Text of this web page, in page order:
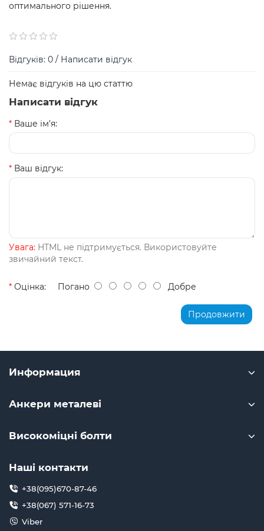
оптимального рішення.
Відгуків: 0 / Написати відгук
Немає відгуків на цю статтю
Написати відгук
Ваше ім’я:
Ваш відгук:
Увага: HTML не підтримується. Використовуйте
звичайний текст.
Оцінка: Погано Добре
Продовжити
Информация
Анкери металеві
Високоміцні болти
Наші контакти
+38(095)670-87-46
+38(067) 571-16-73
Viber